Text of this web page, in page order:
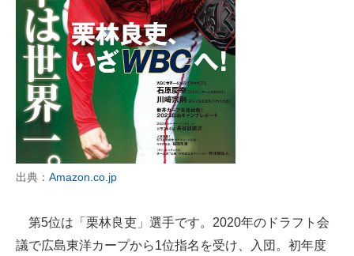
出典： Amazon.co.jp
第5位は「栗林良吏」選手です。2020年のドラフト会
議で広島東洋カープから1位指名を受け、入団。初年度